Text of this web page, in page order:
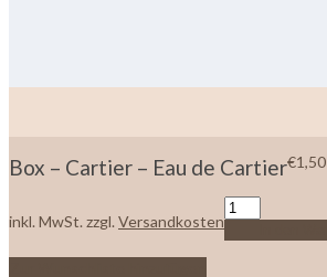
Box – Cartier – Eau de Cartier€1,50
inkl. MwSt.zzgl.Versandkosten